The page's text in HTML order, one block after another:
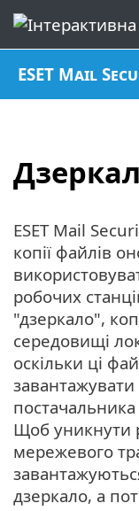
ESET Mail
ESET Mail
копії файлів
робочих
"дзеркало",
середовищі
оскільки ці
Щоб уникнути
мережевого
дзеркало, а